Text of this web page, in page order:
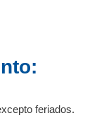
feriados.